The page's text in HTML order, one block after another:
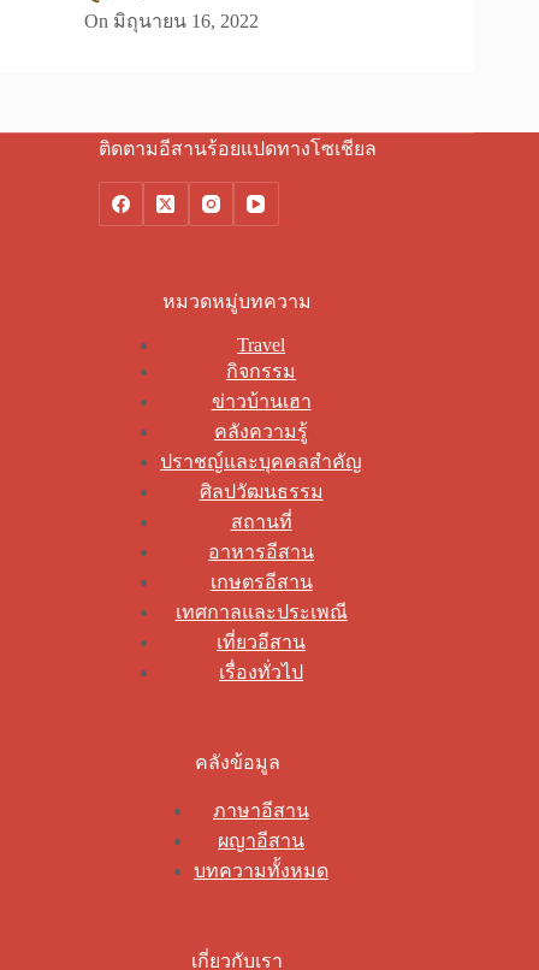
On มิถุนายน 16, 2022
ติดตามอีสานร้อยแปดทางโซเชียล
หมวดหมู่บทความ
Travel
กิจกรรม
ข่าวบ้านเฮา
คลังความรู้
ปราชญ์และบุคคลสำคัญ
ศิลปวัฒนธรรม
สถานที่
อาหารอีสาน
เกษตรอีสาน
เทศกาลและประเพณี
เที่ยวอีสาน
เรื่องทั่วไป
คลังข้อมูล
ภาษาอีสาน
ผญาอีสาน
บทความทั้งหมด
เกี่ยวกับเรา